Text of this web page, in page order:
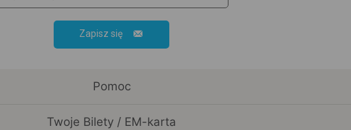
Zapisz się
Pomoc
Twoje Bilety / EM-karta